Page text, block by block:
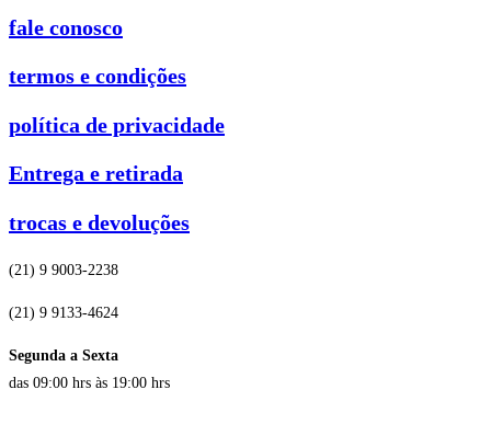
fale conosco
termos e condições
política de privacidade
Entrega e retirada
trocas e devoluções
(21) 9 9003-2238
(21) 9 9133-4624
Segunda a Sexta
das 09:00 hrs às 19:00 hrs